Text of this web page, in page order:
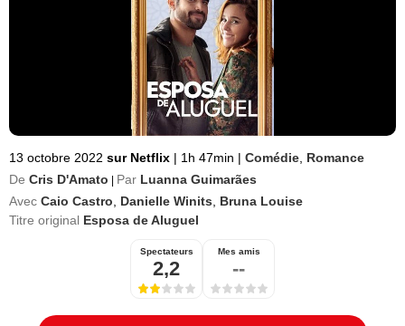
13 octobre 2022 sur Netflix | 1h 47min | Comédie Romance
De Cris D'Amato Par Luanna Guimarães
Avec Caio Castro Danielle Winits
Bruna Louise
Titre original Esposa de Aluguel
Spectateurs
2,2
Mes amis
--